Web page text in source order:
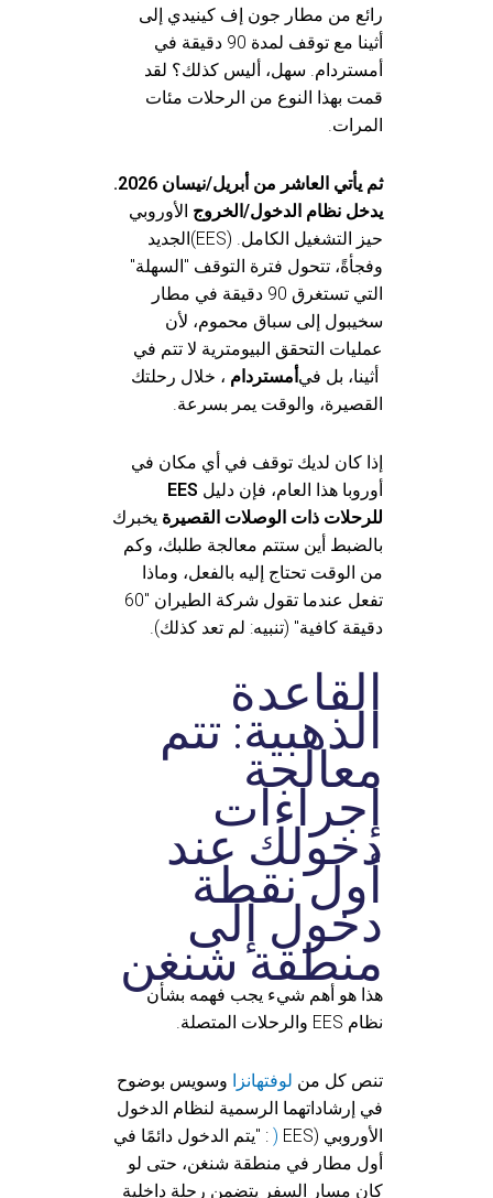
رائع من مطار جون إف كينيدي إلى
أثينا مع توقف لمدة 90 دقيقة في
أمستردام. سهل، أليس كذلك؟ لقد
قمت بهذا النوع من الرحلات مئات
المرات.
ثم يأتي العاشر من أبريل/نيسان 2026.
يدخل نظام الدخول/الخروج الأوروبي
الجديد(EES) حيز التشغيل الكامل.
وفجأةً، تتحول فترة التوقف "السهلة"
التي تستغرق 90 دقيقة في مطار
سخيبول إلى سباق محموم، لأن
عمليات التحقق البيومترية لا تتم في
أمستردام ، خلال رحلتك
القصيرة، والوقت يمر بسرعة.
إذا كان لديك توقف في أي مكان في
أوروبا هذا العام، فإن دليل EES
للرحلات ذات الوصلات القصيرة يخبرك
بالضبط أين ستتم معالجة طلبك، وكم
من الوقت تحتاج إليه بالفعل، وماذا
تفعل عندما تقول شركة الطيران "60
دقيقة كافية" (تنبيه: لم تعد كذلك).
القاعدة
الذهبية: تتم
معالجة
إجراءات
دخولك عند
أول نقطة
دخول إلى
منطقة شنغن
هذا هو أهم شيء يجب فهمه بشأن
نظام EES والرحلات المتصلة.
تنص كل من لوفتهانزا وسويس بوضوح
في إرشاداتهما الرسمية لنظام الدخول
الأوروبي (EES
) : "يتم الدخول دائمًا في
أول مطار في منطقة شنغن، حتى لو
كان مسار السفر يتضمن رحلة داخلية